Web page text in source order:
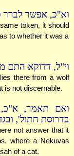
וא"כ, אפשר לברר
token, it should
to whether it was a
וי"ל, דדוקא התם
there from a wolf
is not discernable.
ואם תאמר, א"כ,
בדרוסת חתול',
not answer that it
where a Nekuvas
of a cat.